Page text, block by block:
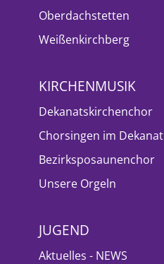
Oberdachstetten
Weißenkirchberg
KIRCHENMUSIK
Dekanatskirchenchor
Chorsingen im Dekanat
Bezirksposaunenchor
Unsere Orgeln
JUGEND
Aktuelles - NEWS